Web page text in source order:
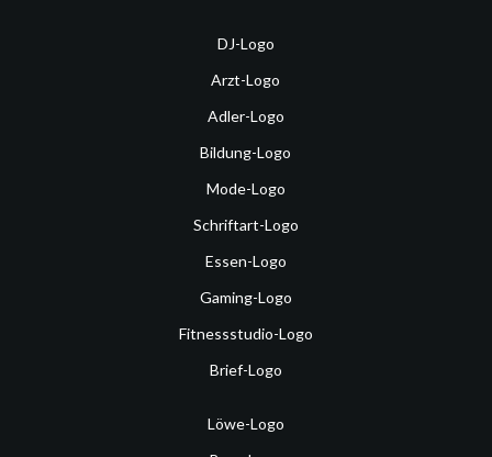
DJ-Logo
Arzt-Logo
Adler-Logo
Bildung-Logo
Mode-Logo
Schriftart-Logo
Essen-Logo
Gaming-Logo
Fitnessstudio-Logo
Brief-Logo
Löwe-Logo